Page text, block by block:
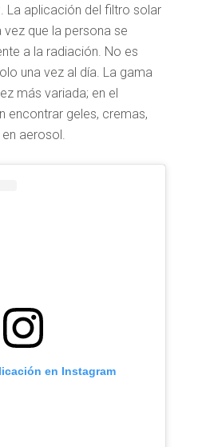
. La aplicación del filtro solar
que la persona se
a la radiación. No es
una vez al día. La gama
más variada; en el
encontrar geles, cremas,
aerosol.
en Instagram